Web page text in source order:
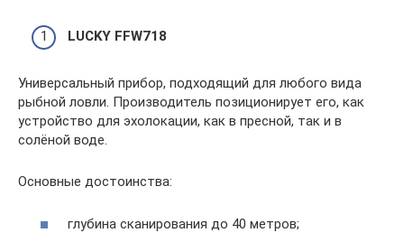
LUCKY FFW718
Универсальный прибор, подходящий для любого вида
рыбной ловли. Производитель позиционирует его, как
устройство для эхолокации, как в пресной, так и в
солёной воде.
Основные достоинства:
глубина сканирования до 40 метров;